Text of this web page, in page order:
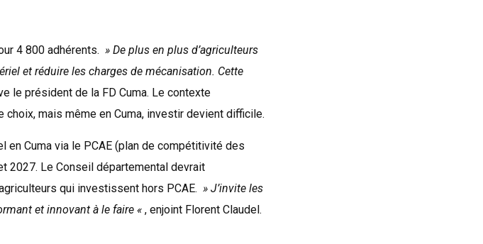
4 800 adhérents. » De plus en plus d’agriculteurs
et réduire les charges de mécanisation. Cette
le président de la FD Cuma. Le contexte
mais même en Cuma, investir devient difficile.
en Cuma via le PCAE (plan de compétitivité des
2027. Le Conseil départemental devrait
qui investissent hors PCAE. » J’invite les
et innovant à le faire « , enjoint Florent Claudel.